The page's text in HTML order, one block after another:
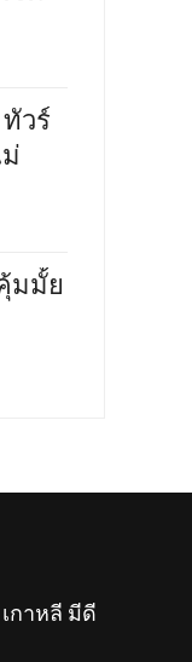
ทัวร์
คุ้มมั้ย
เกาหลี มีดี